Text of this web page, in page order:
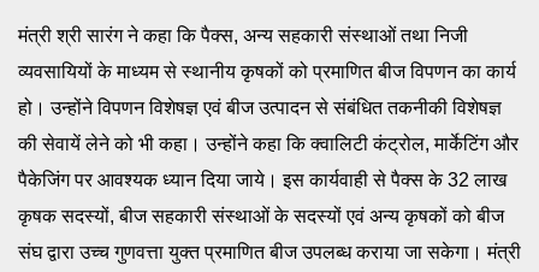
मंत्री श्री सारंग ने कहा कि पैक्स, अन्य सहकारी संस्थाओं तथा निजी
व्यवसायियों के माध्यम से स्थानीय कृषकों को प्रमाणित बीज विपणन का कार्य
हो। उन्होंने विपणन विशेषज्ञ एवं बीज उत्पादन से संबंधित तकनीकी विशेषज्ञ
की सेवायें लेने को भी कहा। उन्होंने कहा कि क्वालिटी कंट्रोल, मार्केटिंग और
पैकेजिंग पर आवश्यक ध्यान दिया जाये। इस कार्यवाही से पैक्स के 32 लाख
कृषक सदस्यों, बीज सहकारी संस्थाओं के सदस्यों एवं अन्य कृषकों को बीज
संघ द्वारा उच्च गुणवत्ता युक्त प्रमाणित बीज उपलब्ध कराया जा सकेगा। मंत्री